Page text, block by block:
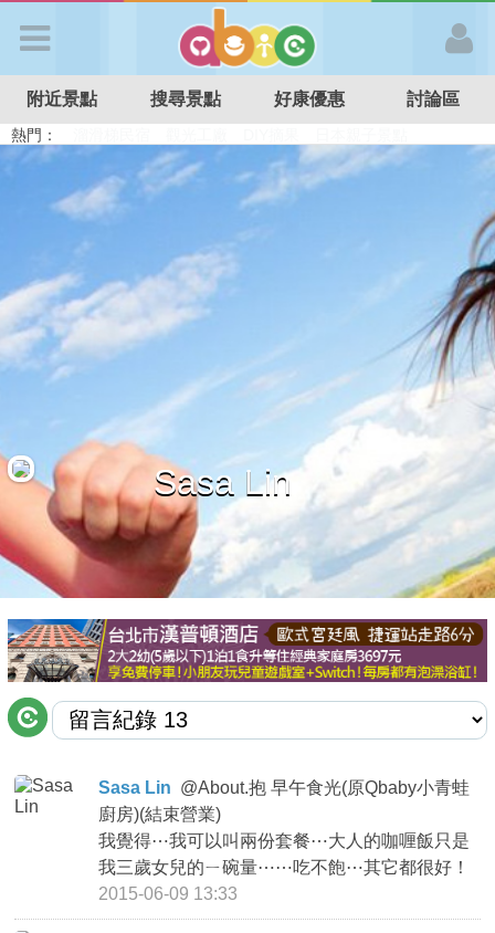
APP登入
首 頁
搜尋景點
好康優惠
最新留言
商家合作
推薦景點
討論區
聯絡我們
APP下載
附近景點 搜尋景點 好康優惠 討論區
熱門：
特色遊戲場
親子住房優惠 台北親子餐廳 溫泉泡湯SPA
Sasa Lin
Sasa Lin @About.抱 早午食光(原Qbaby小青蛙
廚房)(結束營業)
我覺得⋯我可以叫兩份套餐⋯大人的咖喱飯只是
我三歲女兒的ㄧ碗量⋯⋯吃不飽⋯其它都很好！
2015-06-09 13:33